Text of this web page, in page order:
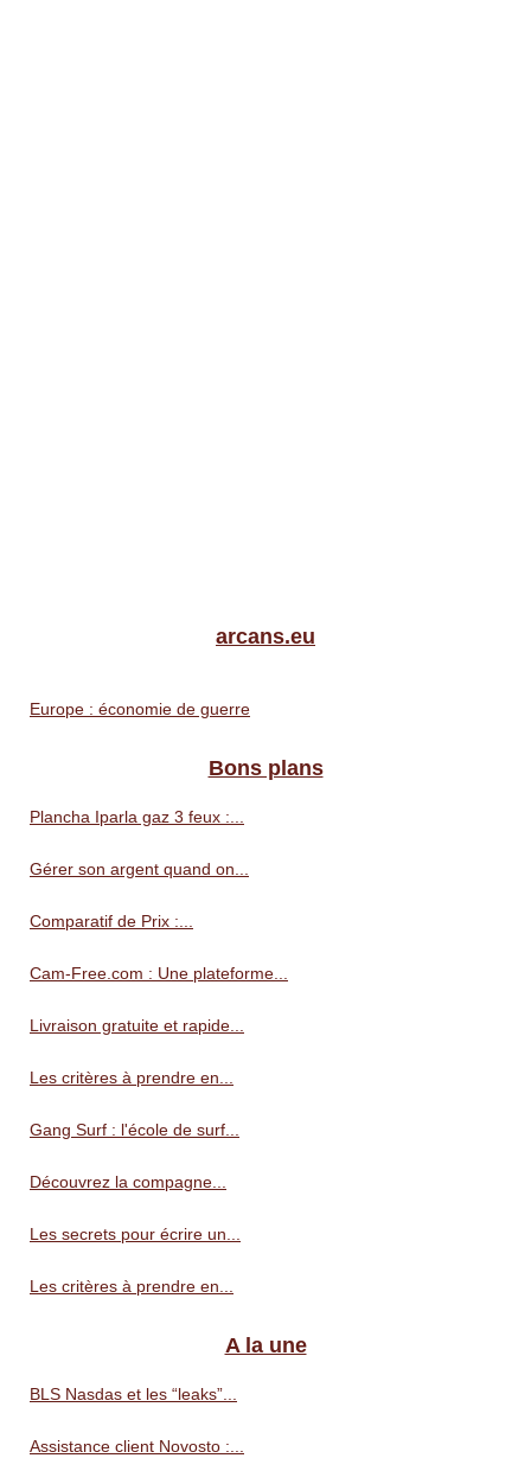
arcans.eu
Europe : économie de guerre
Bons plans
Plancha Iparla gaz 3 feux :...
Gérer son argent quand on...
Comparatif de Prix :...
Cam-Free.com : Une plateforme...
Livraison gratuite et rapide...
Les critères à prendre en...
Gang Surf : l'école de surf...
Découvrez la compagne...
Les secrets pour écrire un...
Les critères à prendre en...
A la une
BLS Nasdas et les “leaks”...
Assistance client Novosto :...